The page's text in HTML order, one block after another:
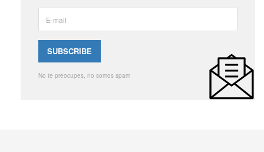
No te preocupes, no somos spam